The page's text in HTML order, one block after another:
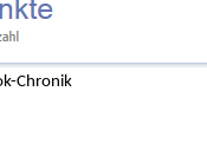
Chronik